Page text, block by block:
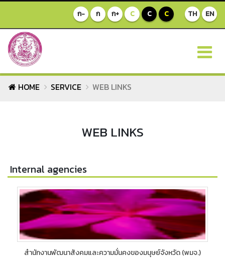
TH EN
ก- ก ก+ C C C
HOME SERVICE WEB LINKS
WEB LINKS
Internal agencies
สำนักงานพัฒนาสังคมและความมั่นคงของมนุษย์จังหวัด (พมจ.)